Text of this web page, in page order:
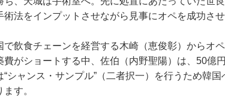
法をインプットさせながら見事にオペを成功させ
で飲食チェーンを経営する木崎（恵俊彰）からオ
費がショートする中、佐伯（内野聖陽）は、50億
シャンス・サンプル”（二者択一）を行うため韓
す。